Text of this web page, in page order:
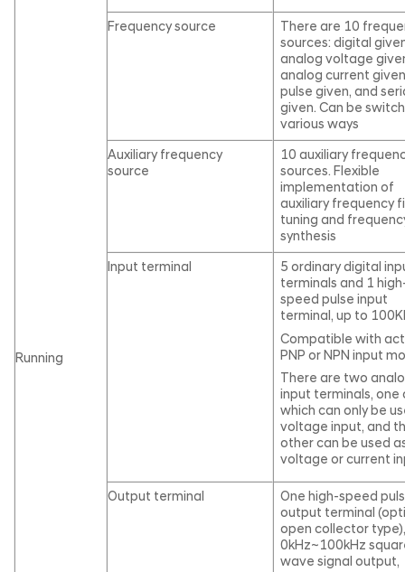
Running
Frequency source
There are 10
sources: digital
analog voltage
analog current
pulse given, and
given. Can be
various ways
Auxiliary frequency
source
10 auxiliary
sources. Flexible
implementation of
auxiliary frequency
tuning and
synthesis
Input terminal
5 ordinary digital
terminals and 1
speed pulse input
terminal, up to
Compatible with
PNP or NPN input
There are two
input terminals, one
which can only be
voltage input, and
other can be used
voltage or current
Output terminal
One high-speed
output terminal
open collector
0kHz~100kHz
wave signal output,